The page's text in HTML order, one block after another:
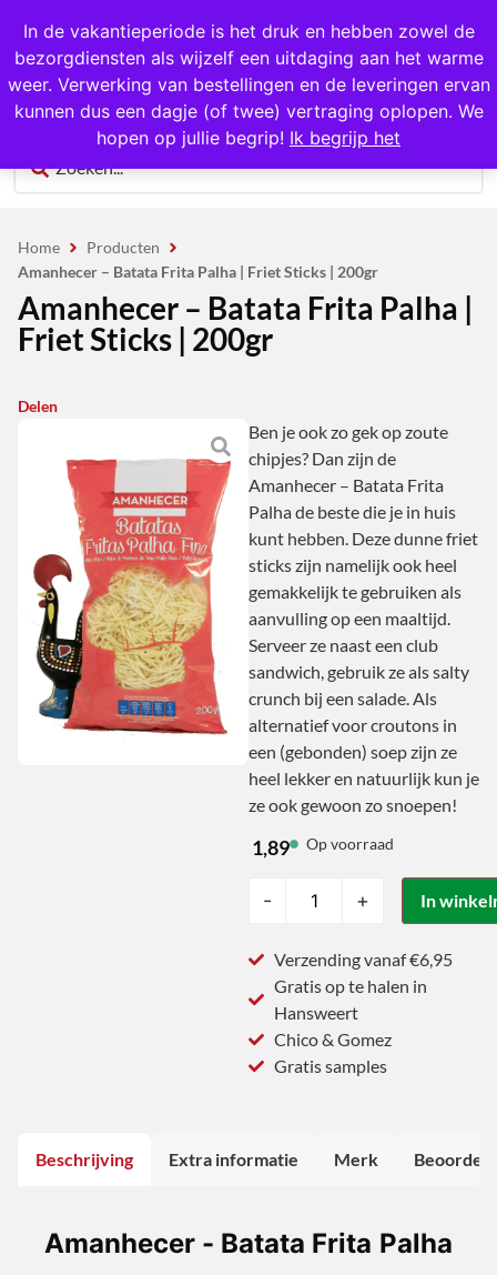
In de vakantieperiode is het druk en hebben zowel de
bezorgdiensten als wijzelf een uitdaging aan het warme
weer. Verwerking van bestellingen en de leveringen ervan
kunnen dus een dagje (of twee) vertraging oplopen. We
hopen op jullie begrip! Ik begrijp het
1000+ producten op voorraad
0
Home
Producten
Amanhecer – Batata Frita Palha | Friet Sticks | 200gr
Amanhecer – Batata Frita Palha |
Friet Sticks | 200gr
Delen
Ben je ook zo gek op zoute
chipjes? Dan zijn de
Amanhecer – Batata Frita
Palha de beste die je in huis
kunt hebben. Deze dunne friet
sticks zijn namelijk ook heel
gemakkelijk te gebruiken als
aanvulling op een maaltijd.
Serveer ze naast een club
sandwich, gebruik ze als salty
crunch bij een salade. Als
alternatief voor croutons in
een (gebonden) soep zijn ze
heel lekker en natuurlijk kun je
ze ook gewoon zo snoepen!
1,89 Op voorraad
- + In
Verzending vanaf €6,95
Gratis op te halen in
Hansweert
Chico & Gomez
Gratis samples
Beschrijving Extra informatie Merk
Amanhecer - Batata Frita Palha